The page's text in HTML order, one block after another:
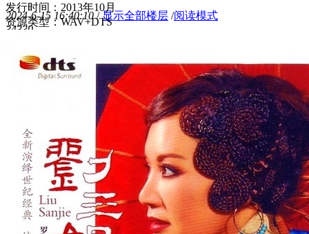
2024-6-15 16:40:10 / 显示全部楼层 /阅读模式
34330
发行时间：2013年10月
资源类型：WAV+DTS